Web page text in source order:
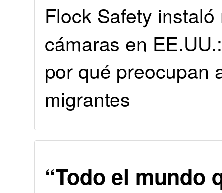
Flock Safety
cámaras en
por qué preocupan
migrantes
“Todo el mundo